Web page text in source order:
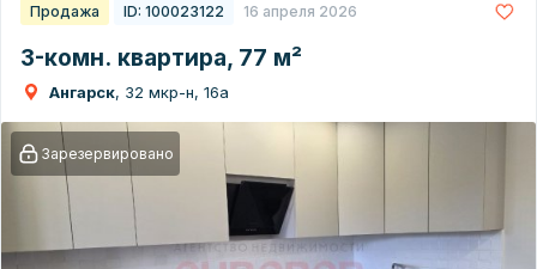
Продажа ID: 100023122 16 апреля 2026
3-комн. квартира, 77 м²
Ангарск, 32 мкр-н, 16а
Зарезервировано